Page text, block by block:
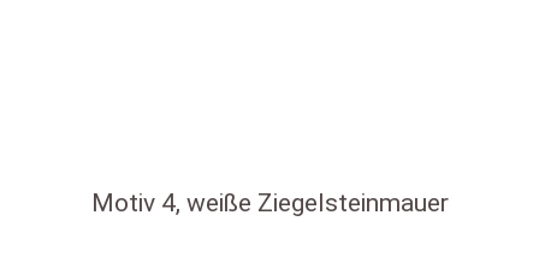
Motiv 4, weiße Ziegelsteinmauer